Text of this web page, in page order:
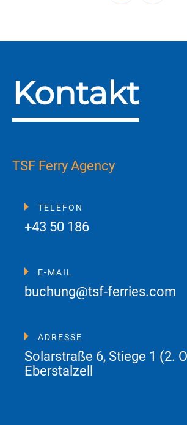
Kontakt
TSF Ferry Agency
TELEFON
+43 50 186
E-MAIL
buchung@tsf-ferries.com
ADRESSE
Solarstraße 6, Stiege 1 (2.
Eberstalzell